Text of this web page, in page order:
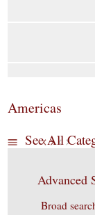
Americas
See All
Advanced
Broad